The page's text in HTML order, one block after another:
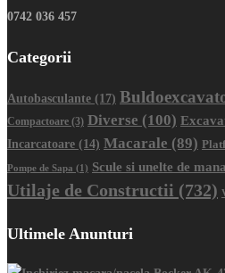
0742 036 457
Categorii
Autobasculante (17)
Compactoare (3) Diverse (100)
Incarcatoare (14) Macarale (89)
Pompe de Sapa (1) Scule si unelte de mana
Utilaje de Constructii (732)
Ultimele Anunturi